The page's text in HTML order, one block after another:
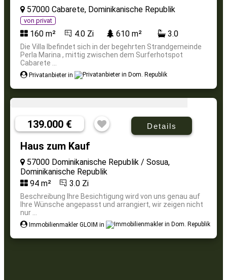
57000 Cabarete, Dominikanische Republik
von privat
160 m² 4.0 Zi 610 m² 3.0
Die Villa lbefindet sich in der begehrten Strandgemeinde
Perla Marina , mittig zwischen dem Surferhotspot
Cabarete ...
Privatanbieter in
139.000 € Details
Haus zum Kauf
57000 Dominikanische Republik / Sosua,
Dominikanische Republik
94 m²
3.0 Zi
Beschreibung Ihre Besichtigung wird von uns genau auf
Ihre Wünsche angepasst und arrangiert, wir zeigen nicht
nur ...
Immobilienmakler GLOIM in